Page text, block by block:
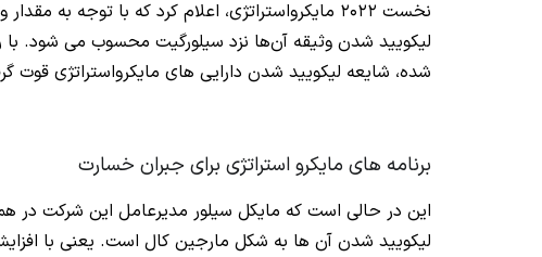
نخست 2022 مایکرواستراتژی، اعلام کرد که با توجه به مقدار وثیقه این شرکت، عدد 21,000 دلار برای
لیکویید شدن وثیقه آن‌ها نزد سیلورگیت محسوب می‌ شود.
شده، شایعه لیکویید شدن دارایی‌ های مایکرواستراتژی قوت
برنامه های مایکرو استراتژی برای جبران خسارت
این در حالی است که مایکل سیلور مدیرعامل این شرکت در
لیکویید شدن آن‌ ها به شکل مارجین کال است. یعنی با